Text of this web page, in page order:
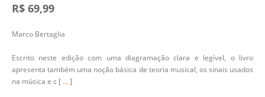
R$ 69,99
Marco Bertaglia
Escrito neste edição com uma diagramação clara e legível, o livro
apresenta também uma noção básica de teoria musical, os sinais usados
na música e c [ ...]